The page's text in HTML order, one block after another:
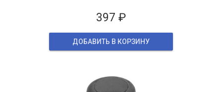
397 ₽
ДОБАВИТЬ В КОРЗИНУ